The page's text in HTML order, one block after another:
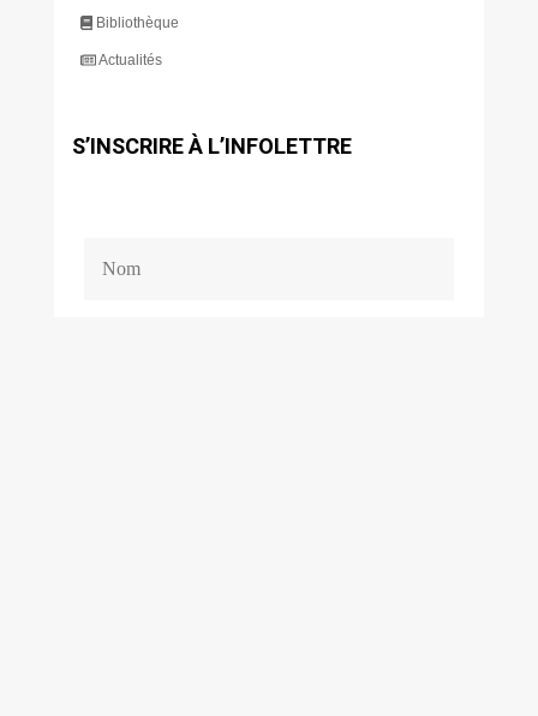
Bibliothèque
Actualités
S’INSCRIRE À L’INFOLETTRE